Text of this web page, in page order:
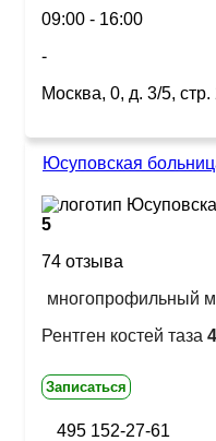
09:00 - 16:00
-
Москва, 0, д. 3/5, стр.
Юсуповская
5
74 отзыва
многопрофильный
Рентген костей таза
Записаться
495 152-27-61